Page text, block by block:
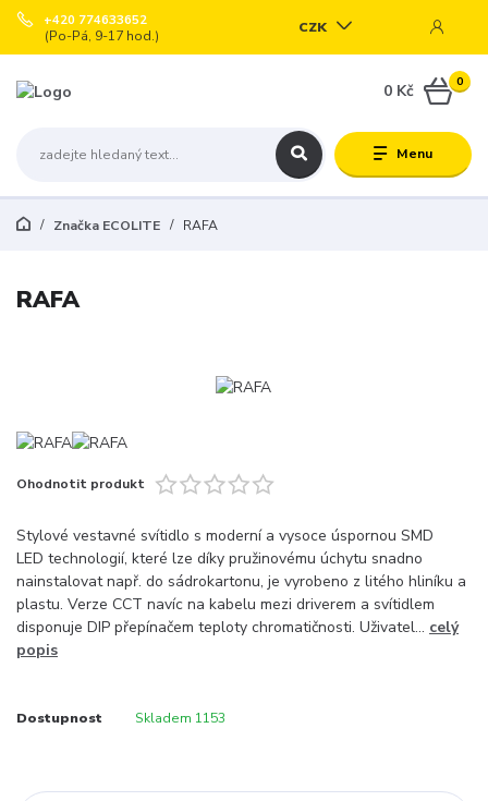
Menu
CZK
+420 774633652
(Po-Pá, 9-17 hod.)
0
0 Kč
Značka ECOLITE RAFA
RAFA
Ohodnotit produkt
Stylové vestavné svítidlo s moderní a vysoce úspornou SMD
LED technologií, které lze díky pružinovému úchytu snadno
nainstalovat např. do sádrokartonu, je vyrobeno z litého hliníku a
plastu. Verze CCT navíc na kabelu mezi driverem a svítidlem
disponuje DIP přepínačem teploty chromatičnosti. Uživatel... celý
popis
Dostupnost Skladem 1153